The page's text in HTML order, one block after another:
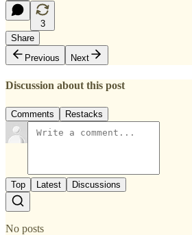
3
Share
Previous
Next
Discussion about this post
Comments Restacks
Top Latest Discussions
No posts